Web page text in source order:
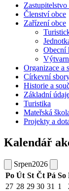
Zastupitelstvo
Členství obce
Zařízení obce
Obecní
Organizace a
Církevní
Historie a
Základní
Turistika
Mateřská
Projekty a
Kalendář
Srpen2026
Po Út St Čt Pá So
27 28 29 30 31 1